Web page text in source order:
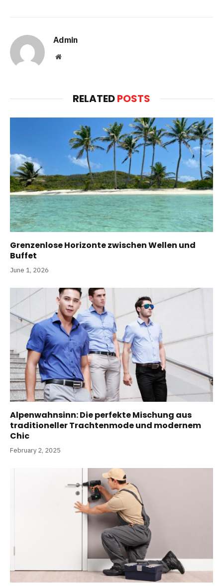
Admin
Website
RELATEDPOSTS
Grenzenlose Horizonte zwischen Wellen und
Buffet
June 1, 2026
Alpenwahnsinn: Die perfekte Mischung aus
traditioneller Trachtenmode und modernem
Chic
February 2, 2025